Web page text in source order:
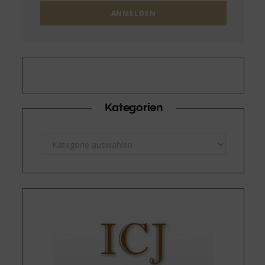
Kategorien